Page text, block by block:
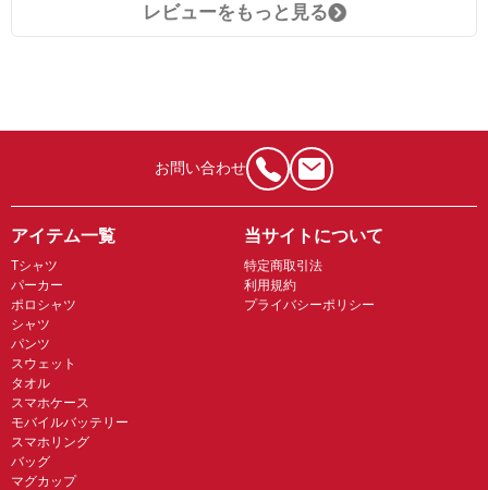
レビューをもっと見る
お問い合わせ
アイテム一覧
Tシャツ
パーカー
ポロシャツ
シャツ
パンツ
スウェット
タオル
スマホケース
モバイルバッテリー
スマホリング
バッグ
マグカップ
当サイトについて
特定商取引法
利用規約
プライバシーポリシー